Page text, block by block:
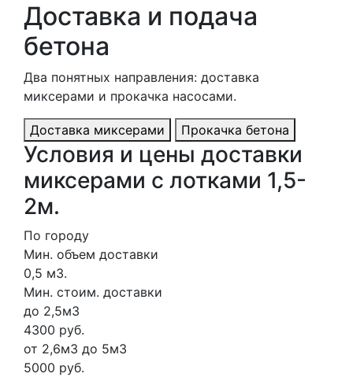
Доставка и подача
бетона
Два понятных направления: доставка
миксерами и прокачка насосами.
Доставка миксерами Прокачка бетона
Условия и цены доставки
миксерами с лотками 1,5-
2м.
По городу
Мин. объем доставки
0,5 м3.
Мин. стоим. доставки
до 2,5м3
4300 руб.
от 2,6м3 до 5м3
5000 руб.